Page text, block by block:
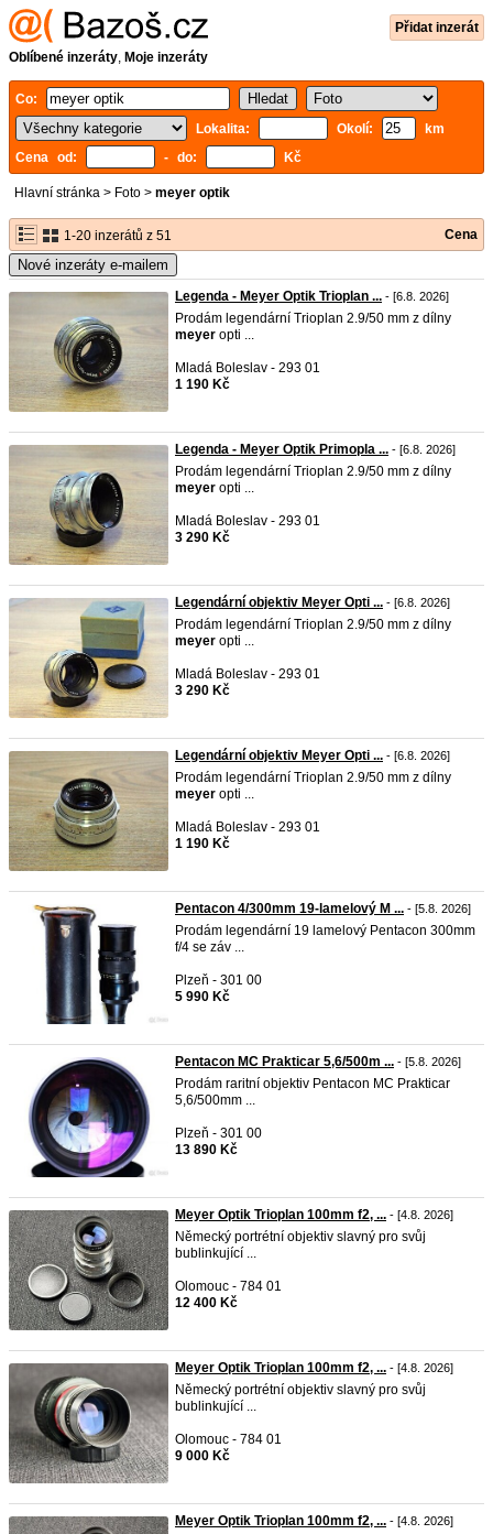
Přidat inzerát
Oblíbené inzeráty, Moje inzeráty
Co:
Lokalita:
Okolí:
km
Cena od:
- do: Kč
Hlavní stránka > Foto > meyer optik
1-20 inzerátů z 51 Cena
Nové inzeráty e-mailem
Legenda - Meyer Optik Trioplan ... - [6.8. 2026]
Prodám legendární Trioplan 2.9/50 mm z dílny
meyer opti ...
Mladá Boleslav - 293 01
1 190 Kč
Legenda - Meyer Optik Primopla ... - [6.8. 2026]
Prodám legendární Trioplan 2.9/50 mm z dílny
meyer opti ...
Mladá Boleslav - 293 01
3 290 Kč
Legendární objektiv Meyer Opti ... - [6.8. 2026]
Prodám legendární Trioplan 2.9/50 mm z dílny
meyer opti ...
Mladá Boleslav - 293 01
3 290 Kč
Legendární objektiv Meyer Opti ... - [6.8. 2026]
Prodám legendární Trioplan 2.9/50 mm z dílny
meyer opti ...
Mladá Boleslav - 293 01
1 190 Kč
Pentacon 4/300mm 19-lamelový M ... - [5.8. 2026]
Prodám legendární 19 lamelový Pentacon 300mm
f/4 se záv ...
Plzeň - 301 00
5 990 Kč
Pentacon MC Prakticar 5,6/500m ... - [5.8. 2026]
Prodám raritní objektiv Pentacon MC Prakticar
5,6/500mm ...
Plzeň - 301 00
13 890 Kč
Meyer Optik Trioplan 100mm f2, ... - [4.8. 2026]
Německý portrétní objektiv slavný pro svůj
bublinkující ...
Olomouc - 784 01
12 400 Kč
Meyer Optik Trioplan 100mm f2, ... - [4.8. 2026]
Německý portrétní objektiv slavný pro svůj
bublinkující ...
Olomouc - 784 01
9 000 Kč
Meyer Optik Trioplan 100mm f2, ... - [4.8. 2026]